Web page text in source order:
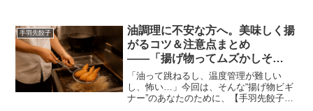
手羽先餃子
油調理に不安な方へ。美味しく揚
がるコツ＆注意点まとめ
――「揚げ物ってムズかしそ
う…」と思ってるあなたに、やさ
しく伝えたい。
「油って跳ねるし、温度管理が難しい
し、怖い…」今回は、そんな“揚げ物ビギ
ナー”のあなたのために、【手羽先餃子】